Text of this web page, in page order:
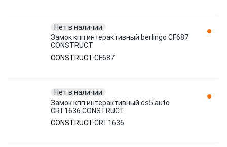
Нет в наличии
Замок кпп интерактивный berlingo CF687
CONSTRUCT
CONSTRUCTCF687
Нет в наличии
Замок кпп интерактивный ds5 auto
CRT1636 CONSTRUCT
CONSTRUCTCRT1636